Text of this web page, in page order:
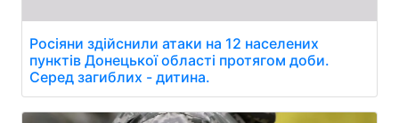
Росіяни здійснили атаки на 12 населених
пунктів Донецької області протягом доби.
Серед загиблих - дитина.